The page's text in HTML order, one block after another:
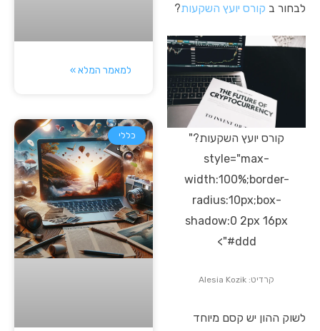
לבחור ב קורס יועץ השקעות?
קורס יועץ השקעות?"
style="max-
width:100%;border-
radius:10px;box-
shadow:0 2px 16px
#ddd">
קרדיט: Alesia Kozik
לשוק ההון יש קסם מיוחד
למאמר המלא »
כללי